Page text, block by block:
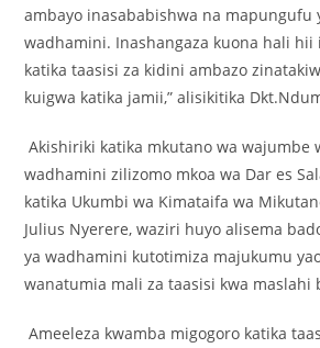
ambayo inasababishwa na mapungufu
wadhamini. Inashangaza kuona hali hii
katika taasisi za kidini ambazo
kuigwa katika jamii,” alisikitika
Akishiriki katika mkutano wa wajumbe
wadhamini zilizomo mkoa wa Dar es
katika Ukumbi wa Kimataifa wa
Julius Nyerere, waziri huyo alisema
ya wadhamini kutotimiza majukumu
wanatumia mali za taasisi kwa maslahi
Ameeleza kwamba migogoro katika